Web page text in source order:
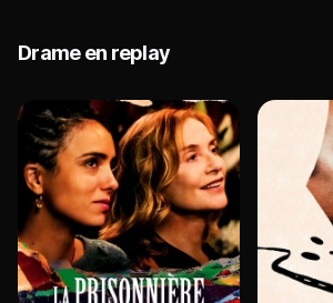
Drame en replay